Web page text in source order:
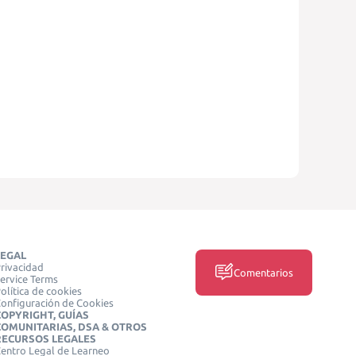
Terms
de cookies
de Cookies
GUÍAS
DSA & OTROS
LEGALES
Legal de Learneo
Comentarios